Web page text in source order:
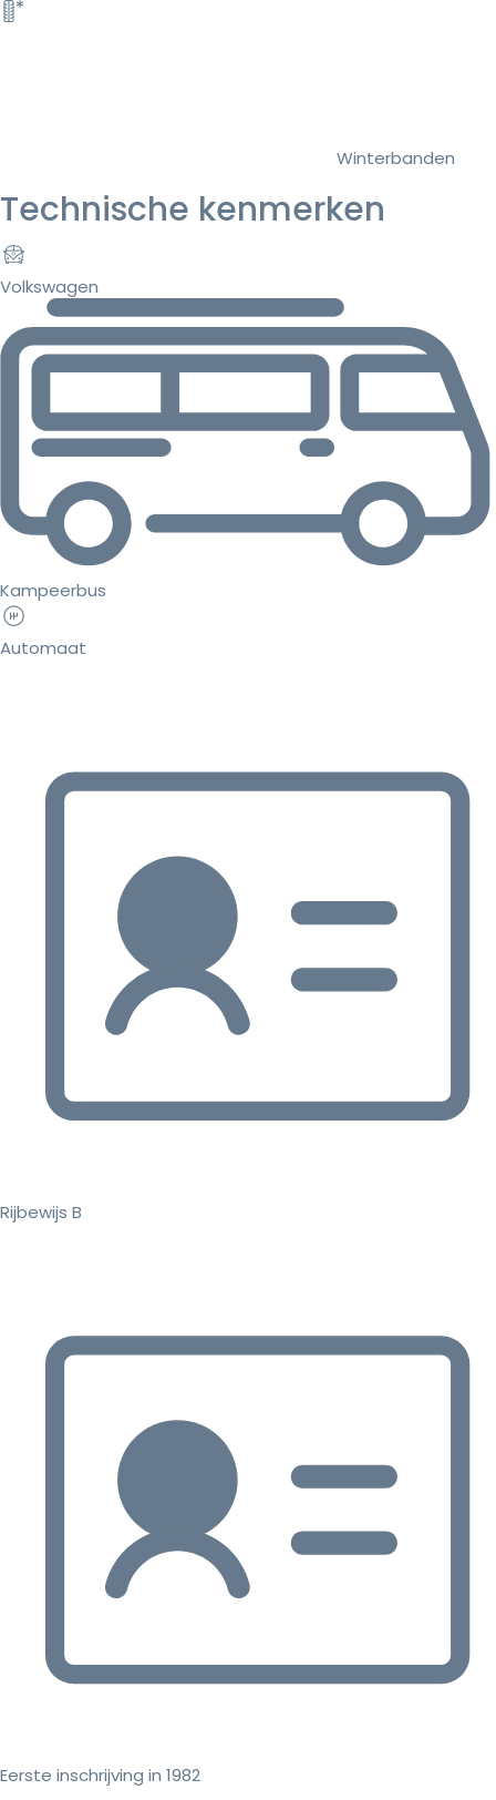
Winterbanden
Technische kenmerken
Volkswagen
Kampeerbus
Automaat
Rijbewijs B
Eerste inschrijving in 1982